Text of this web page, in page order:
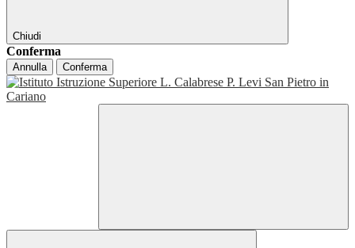
Chiudi
Conferma
Annulla Conferma